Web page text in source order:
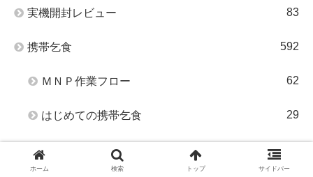
実機開封レビュー 83
携帯乞食 592
ＭＮＰ作業フロー 62
はじめての携帯乞食 29
初めてのデータ化♪(ドコモ編)
ホーム 検索 トップ サイドバー